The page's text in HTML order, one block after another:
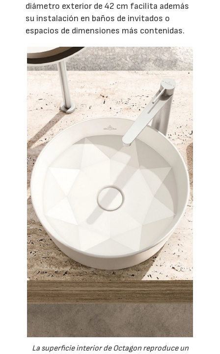
diámetro exterior de 42 cm facilita además
su instalación en baños de invitados o
espacios de dimensiones más contenidas.
La superficie interior de Octagon reproduce un